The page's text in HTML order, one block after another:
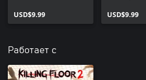
USD$9.99 USD$9.99
Работает с